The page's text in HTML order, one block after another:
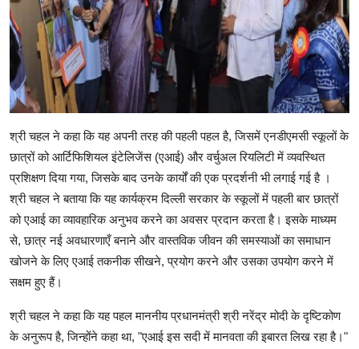
श्री चहल ने कहा कि यह अपनी तरह की पहली पहल है, जिसमें एनडीएमसी स्कूलों के
छात्रों को आर्टिफिशियल इंटेलिजेंस (एआई) और वर्चुअल रियलिटी में व्यवस्थित
प्रशिक्षण दिया गया, जिसके बाद उनके कार्यों की एक प्रदर्शनी भी लगाई गई है ।
श्री चहल ने बताया कि यह कार्यक्रम दिल्ली सरकार के स्कूलों में पहली बार छात्रों
को एआई का व्यावहारिक अनुभव करने का अवसर प्रदान करता है। इसके माध्यम
से, छात्र नई अवधारणाएँ बनाने और वास्तविक जीवन की समस्याओं का समाधान
खोजने के लिए एआई तकनीक सीखने, प्रयोग करने और उसका उपयोग करने में
सक्षम हुए हैं।
श्री चहल ने कहा कि यह पहल माननीय प्रधानमंत्री श्री नरेंद्र मोदी के दृष्टिकोण
के अनुरूप है, जिन्होंने कहा था, "एआई इस सदी में मानवता की इबारत लिख रहा है।"